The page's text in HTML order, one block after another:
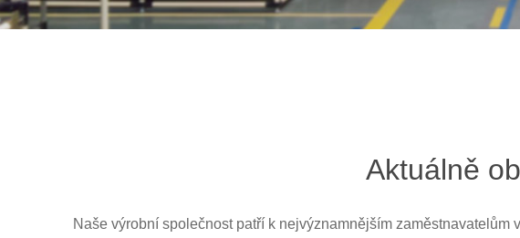
Aktuálně
Naše výrobní společnost patří k nejvýznamnějším